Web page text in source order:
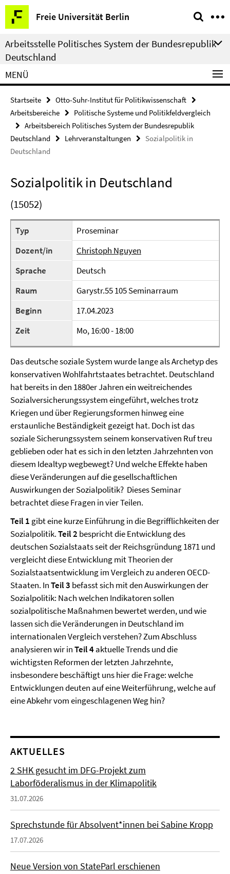
Springe
direkt
zu
Inhalt
Freie Universität Berlin
Service-
Navigation
Arbeitsstelle Politisches System der Bundesrepublik
Deutschland
MENÜ
Startseite
Otto-Suhr-Institut für Politikwissenschaft
Arbeitsbereiche
Politische Systeme und Politikfeldvergleich
Arbeitsbereich Politisches System der Bundesrepublik
Deutschland
Lehrveranstaltungen
Sozialpolitik in
Deutschland
Sozialpolitik in Deutschland
(15052)
Typ
Proseminar
Dozent/in
Christoph Nguyen
Sprache
Deutsch
Raum
Garystr.55 105 Seminarraum
Beginn
17.04.2023
Zeit
Mo, 16:00 - 18:00
Das deutsche soziale System wurde lange als Archetyp des
konservativen Wohlfahrtstaates betrachtet. Deutschland
hat bereits in den 1880er Jahren ein weitreichendes
Sozialversicherungssystem eingeführt, welches trotz
Kriegen und über Regierungsformen hinweg eine
erstaunliche Beständigkeit gezeigt hat. Doch ist das
soziale Sicherungssystem seinem konservativen Ruf treu
geblieben oder hat es sich in den letzten Jahrzehnten von
diesem Idealtyp wegbewegt? Und welche Effekte haben
diese Veränderungen auf die gesellschaftlichen
Auswirkungen der Sozialpolitik? Dieses Seminar
betrachtet diese Fragen in vier Teilen.
Teil 1 gibt eine kurze Einführung in die Begrifflichkeiten der
Sozialpolitik.Teil 2 bespricht die Entwicklung des
deutschen Sozialstaats seit der Reichsgründung 1871 und
vergleicht diese Entwicklung mit Theorien der
Sozialstaatsentwicklung im Vergleich zu anderen OECD-
Staaten. InTeil 3 befasst sich mit den Auswirkungen der
Sozialpolitik: Nach welchen Indikatoren sollen
sozialpolitische Maßnahmen bewertet werden, und wie
lassen sich die Veränderungen in Deutschland im
internationalen Vergleich verstehen? Zum Abschluss
analysieren wir inTeil 4aktuelle Trends und die
wichtigsten Reformen der letzten Jahrzehnte,
insbesondere beschäftigt uns hier die Frage: welche
Entwicklungen deuten auf eine Weiterführung, welche auf
eine Abkehr vom eingeschlagenen Weg hin?
AKTUELLES
2 SHK gesucht im DFG-Projekt zum
Laborföderalismus in der Klimapolitik
31.07.2026
Sprechstunde für Absolvent*innen bei Sabine Kropp
17.07.2026
Neue Version von StateParl erschienen